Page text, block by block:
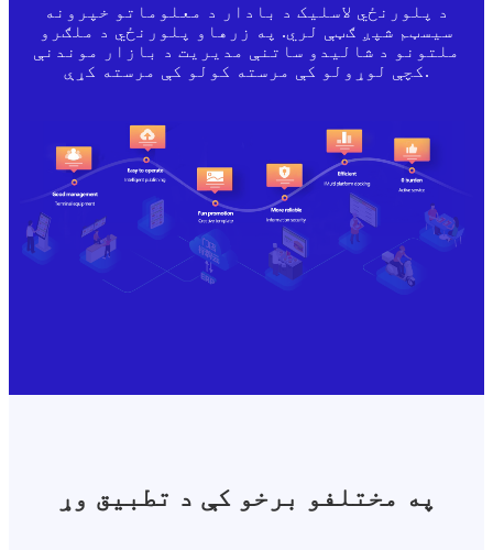
د پلورنځي لاسلیک د بادار د معلوماتو خپرونه
سیسټم شپږ ګټې لري. په زرهاو پلورنځي د ملګرو
ملتونو د شالیدو ساتنې مدیریت د بازار موندنې
کچې لوړولو کې مرسته کولو کې مرسته کړې.
په مختلفو برخو کې د تطبیق وړ